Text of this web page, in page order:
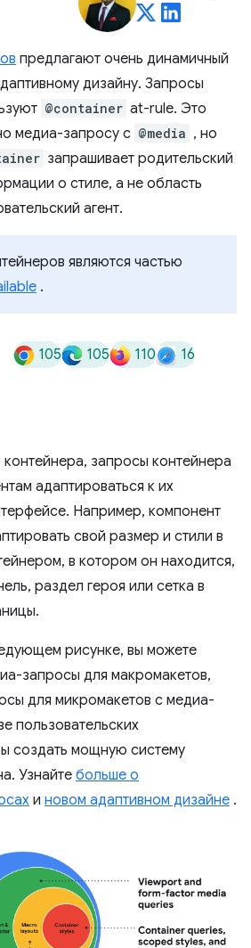
предлагают очень динамичный
дизайну. Запросы
@container at-rule. Это
медиа-запросу с @media , но
запрашивает родительский
о стиле, а не область
агент.
являются частью
.
105 105 110 16
запросы контейнера
адаптироваться к их
Например, компонент
свой размер и стили в
в котором он находится,
раздел героя или сетка в
рисунке, вы можете
запросы для макромакетов,
для микромакетов с медиа-
пользовательских
создать мощную систему
Узнайте больше о
и новом адаптивном дизайне .